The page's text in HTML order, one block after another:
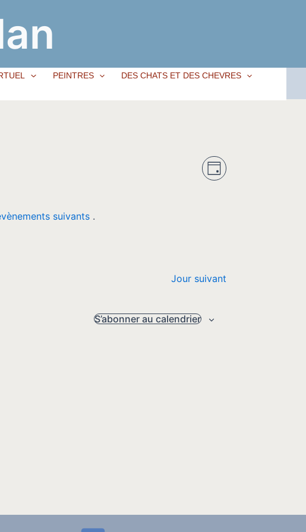
PEINTRES
DES CHATS ET DES CHEVRES
suivants .
Navigation
Navigation
de
Jour
Jour suivant
S’abonner au calendrier